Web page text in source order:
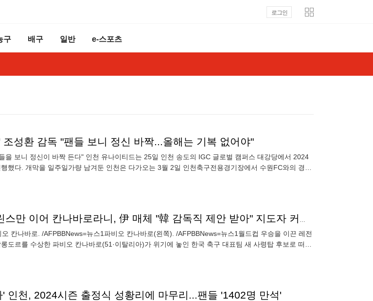
로그인
구 배구 일반 e-스포츠
성환 감독 "팬들 보니 정신 바짝...올해는 기복 없어야"
을 보니 정신이 바짝 든다" 인천 유나이티드는 25일 인천 송도의 IGC 글로벌 캠퍼스 대강당에서 2024
했다. 개막을 일주일가량 남겨둔 인천은 다가오는 3월 2일 인천축구전용경기장에서 수원FC와의 경기
'충격' 슈틸리케-클린스만 이어 칸나바로라니, 伊 매체 "韓 감독직 제안 받아" 지도자 커리어는 엉망이거늘
칸나바로. /AFPBBNews=뉴스1파비오 칸나바로(왼쪽). /AFPBBNews=뉴스1월드컵 우승을 이끈 레전
도르를 수상한 파비오 칸나바로(51·이탈리아)가 위기에 놓인 한국 축구 대표팀 새 사령탑 후보로 떠올
인천, 2024시즌 출정식 성황리에 마무리...팬들 '1402명 만석'